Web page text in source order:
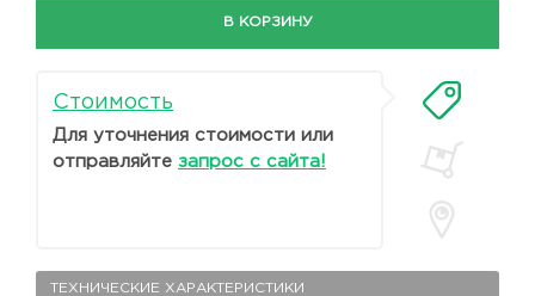
В КОРЗИНУ
Стоимость
Для уточнения стоимости или
отправляйте запрос с сайта!
ТЕХНИЧЕСКИЕ ХАРАКТЕРИСТИКИ